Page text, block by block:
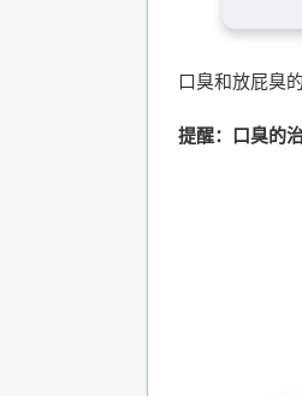
口臭和放屁臭
提醒：口臭的